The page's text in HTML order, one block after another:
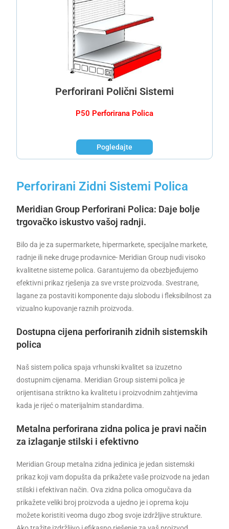
Perforirani Polični Sistemi
P50 Perforirana Polica
Pogledajte
Perforirani Zidni Sistemi Polica
Meridian Group Perforirani Polica: Daje bolje
trgovačko iskustvo vašoj radnji.
Bilo da je za supermarkete, hipermarkete, specijalne markete,
radnje ili neke druge prodavnice- Meridian Group nudi visoko
kvalitetne sisteme polica. Garantujemo da obezbjeđujemo
efektivni prikaz rješenja za sve vrste proizvoda. Svestrane,
lagane za postaviti komponente daju slobodu i fleksibilnost za
vizualno kupovanje raznih proizvoda.
Dostupna cijena perforiranih zidnih sistemskih
polica
Naš sistem polica spaja vrhunski kvalitet sa izuzetno
dostupnim cijenama. Meridian Group sistemi polica je
orijentisana striktno ka kvalitetu i proizvodnim zahtjevima
kada je rijeć o materijalnim standardima.
Metalna perforirana zidna polica je pravi način
za izlaganje stilski i efektivno
Meridian Group metalna zidna jedinica je jedan sistemski
prikaz koji vam dopušta da prikažete vaše proizvode na jedan
stilski i efektivan način. Ova zidna polica omogučava da
prikažete veliki broj proizvoda a ujedno je i oprema koju
možete koristiti veoma dugo zbog svoje izdržljive strukture.